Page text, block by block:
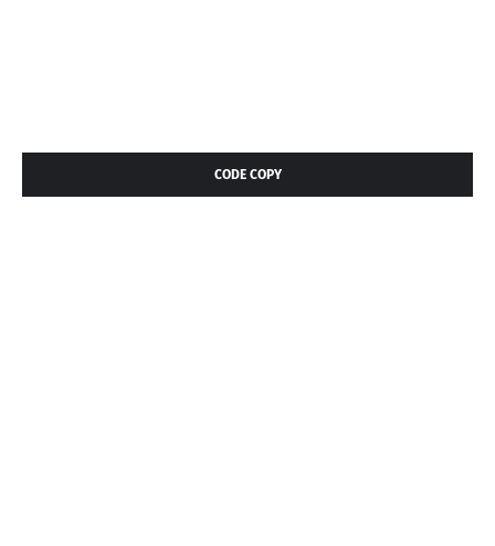
CODE COPY